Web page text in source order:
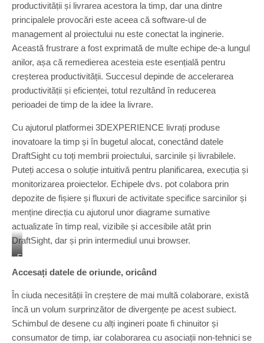
productivității și livrarea acestora la timp, dar una dintre
principalele provocări este aceea că software-ul de
management al proiectului nu este conectat la inginerie.
Această frustrare a fost exprimată de multe echipe de-a lungul
anilor, așa că remedierea acesteia este esențială pentru
creșterea productivității. Succesul depinde de accelerarea
productivității și eficienței, totul rezultând în reducerea
perioadei de timp de la idee la livrare.
Cu ajutorul platformei 3DEXPERIENCE livrați produse
inovatoare la timp și în bugetul alocat, conectând datele
DraftSight cu toți membrii proiectului, sarcinile și livrabilele.
Puteți accesa o soluție intuitivă pentru planificarea, execuția și
monitorizarea proiectelor. Echipele dvs. pot colabora prin
depozite de fișiere și fluxuri de activitate specifice sarcinilor și
menține direcția cu ajutorul unor diagrame sumative
actualizate în timp real, vizibile și accesibile atât prin
DraftSight, dar și prin intermediul unui browser.
E
e
e
r
Accesați datele de oriunde, oricând
În ciuda necesității în creștere de mai multă colaborare, există
încă un volum surprinzător de divergențe pe acest subiect.
Schimbul de desene cu alți ingineri poate fi chinuitor și
consumator de timp, iar colaborarea cu asociații non-tehnici se